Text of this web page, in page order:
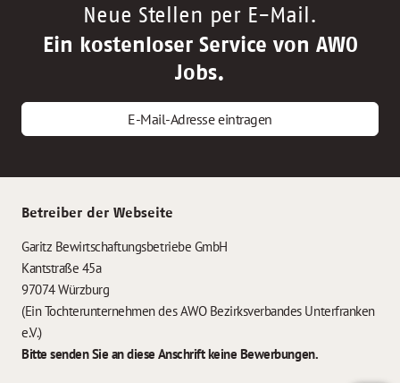
Neue Stellen per E-Mail.
Ein kostenloser Service von AWO
Jobs.
E-Mail-Adresse eintragen
Betreiber der Webseite
Garitz Bewirtschaftungsbetriebe GmbH
Kantstraße 45a
97074 Würzburg
(Ein Tochterunternehmen des AWO Bezirksverbandes Unterfranken
e.V.)
Bitte senden Sie an diese Anschrift keine Bewerbungen.